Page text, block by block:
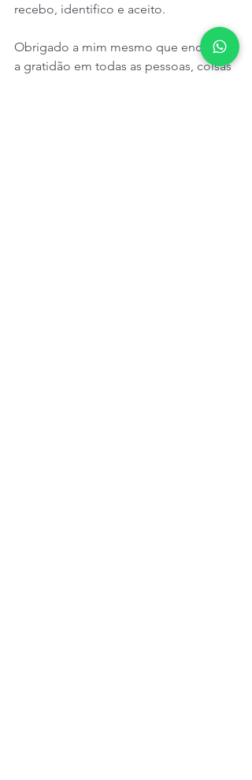
recebo, identifico e aceito.
Obrigado a mim mesmo que encontro
a gratidão em todas as pessoas, coisas